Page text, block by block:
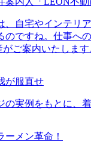
、自宅やインテリ
のですね。仕事へ
ご案内いたします
が服直せ
の実例をもとに、
ーメン革命！